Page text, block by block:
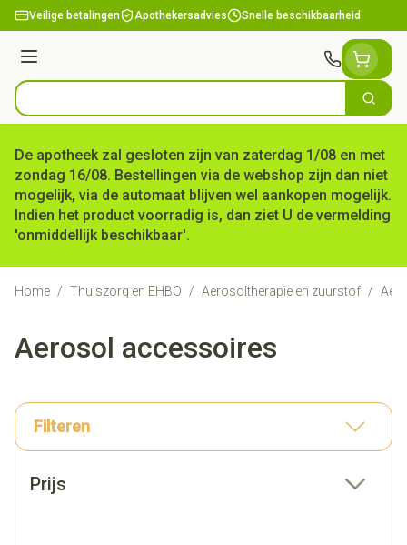
Ga naar de inhoud
Veilige betalingen Apothekersadvies Snelle beschikbaarheid
Menu
Product, merk, categorie... Zoek
De apotheek zal gesloten zijn van zaterdag 1/08 en met
zondag 16/08. Bestellingen via de webshop zijn dan niet
mogelijk, via de automaat blijven wel aankopen mogelijk.
Indien het product voorradig is, dan ziet U de vermelding
'onmiddellijk beschikbaar'.
Home / Thuiszorg en EHBO / Aerosoltherapie en zuurstof /
Aerosol accessoires
Filteren
Prijs